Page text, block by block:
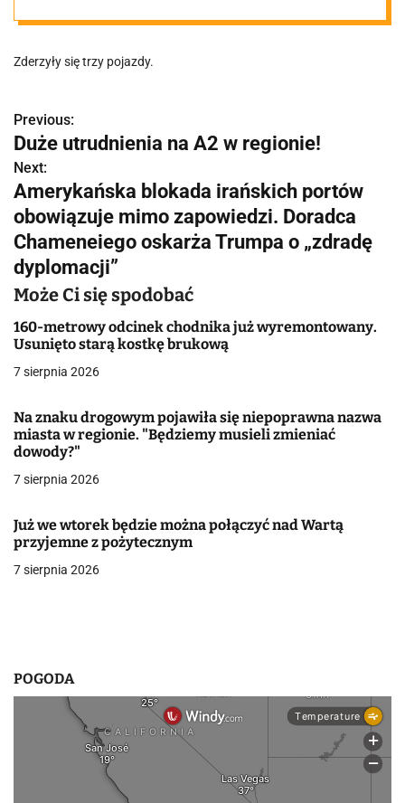
Zderzyły się trzy pojazdy.
N
a
w
i
g
a
c
j
w
p
s
u
Previous:
Duże utrudnienia na A2 w regionie!
Next:
Amerykańska blokada irańskich portów
obowiązuje mimo zapowiedzi. Doradca
Chameneiego oskarża Trumpa o „zdradę
dyplomacji”
Może Ci się spodobać
160-metrowy odcinek chodnika już wyremontowany.
Usunięto starą kostkę brukową
7 sierpnia 2026
Na znaku drogowym pojawiła się niepoprawna nazwa
miasta w regionie. "Będziemy musieli zmieniać
dowody?"
7 sierpnia 2026
Już we wtorek będzie można połączyć nad Wartą
przyjemne z pożytecznym
7 sierpnia 2026
POGODA